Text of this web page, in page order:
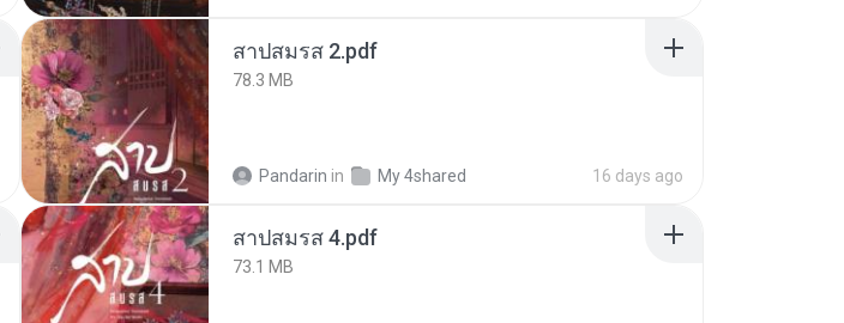
สาปสมรส 2.pdf
78.3 MB
Pandarin in My 4shared 16 days ago
สาปสมรส 4.pdf
73.1 MB